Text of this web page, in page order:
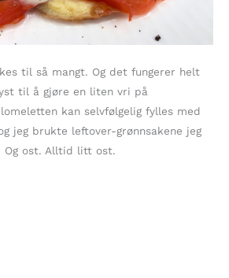
til så mangt. Og det fungerer helt
til å gjøre en liten vri på
kan selvfølgelig fylles med
jeg brukte leftover-grønnsakene jeg
Og ost. Alltid litt ost.